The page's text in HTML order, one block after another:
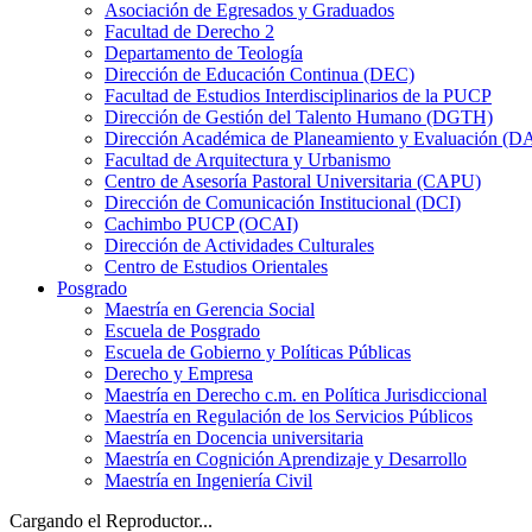
Asociación de Egresados y Graduados
Facultad de Derecho 2
Departamento de Teología
Dirección de Educación Continua (DEC)
Facultad de Estudios Interdisciplinarios de la PUCP
Dirección de Gestión del Talento Humano (DGTH)
Dirección Académica de Planeamiento y Evaluación
Facultad de Arquitectura y Urbanismo
Centro de Asesoría Pastoral Universitaria (CAPU)
Dirección de Comunicación Institucional (DCI)
Cachimbo PUCP (OCAI)
Dirección de Actividades Culturales
Centro de Estudios Orientales
Posgrado
Maestría en Gerencia Social
Escuela de Posgrado
Escuela de Gobierno y Políticas Públicas
Derecho y Empresa
Maestría en Derecho c.m. en Política Jurisdiccional
Maestría en Regulación de los Servicios Públicos
Maestría en Docencia universitaria
Maestría en Cognición Aprendizaje y Desarrollo
Maestría en Ingeniería Civil
Cargando el Reproductor...